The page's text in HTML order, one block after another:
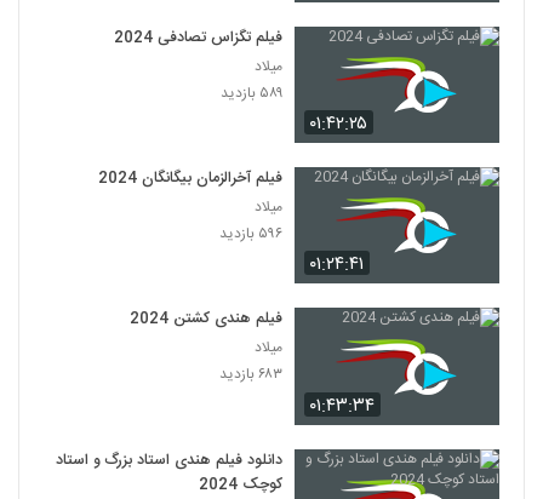
۰۱:۴۲:۲۵
فیلم تگزاس تصادفی 2024
میلاد
۵۸۹ بازدید
۰۱:۲۴:۴۱
فیلم آخرالزمان بیگانگان 2024
میلاد
۵۹۶ بازدید
۰۱:۴۳:۳۴
فیلم هندی کشتن 2024
میلاد
۶۸۳ بازدید
دانلود فیلم هندی استاد بزرگ و استاد
کوچک 2024